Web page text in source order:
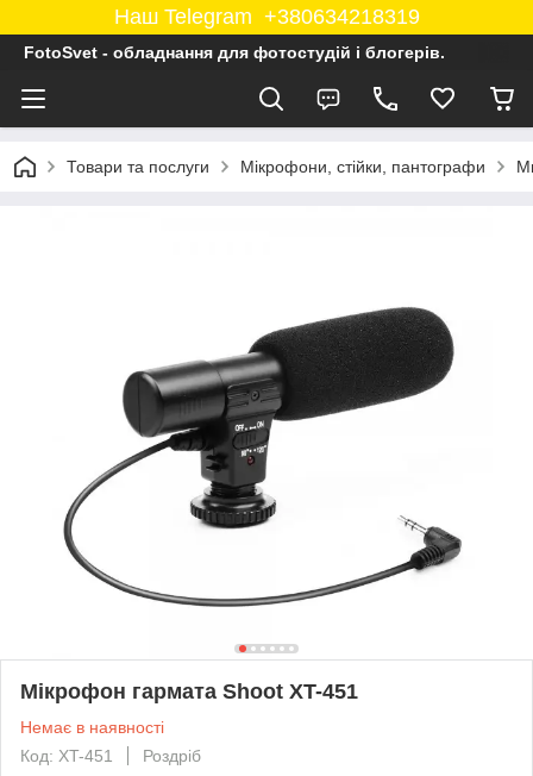
Наш Telegram +380634218319
FotoSvet - обладнання для фотостудій і блогерів.
Товари та послуги Мікрофони, стійки, пантографи
Мікрофон гармата Shoot XT-451
Немає в наявності
Код: XT-451
Роздріб